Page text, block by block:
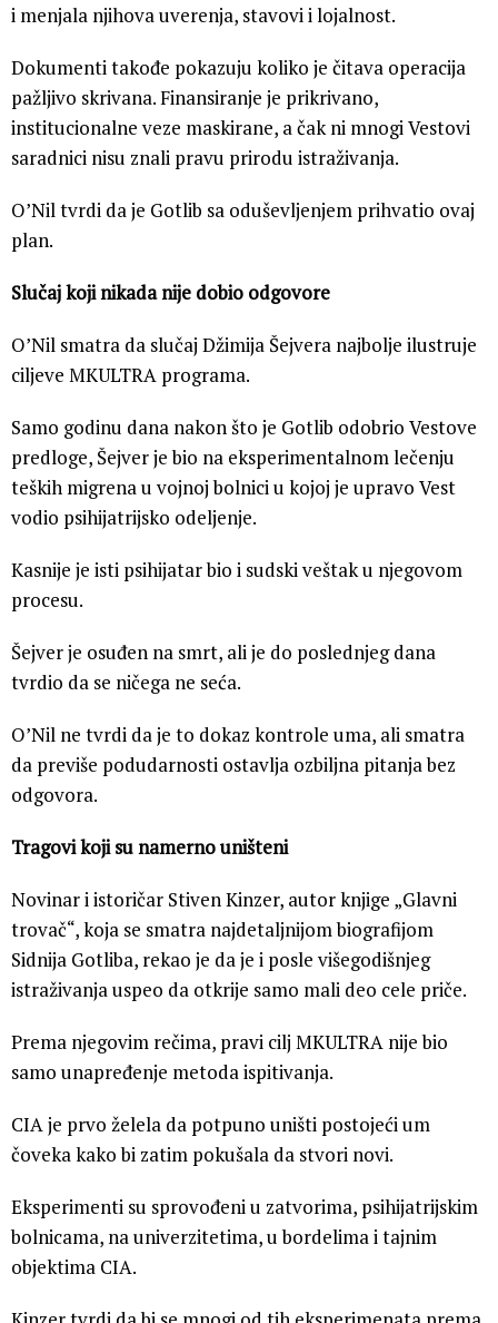
i menjala njihova uverenja, stavovi i lojalnost.
Dokumenti takođe pokazuju koliko je čitava operacija
pažljivo skrivana. Finansiranje je prikrivano,
institucionalne veze maskirane, a čak ni mnogi Vestovi
saradnici nisu znali pravu prirodu istraživanja.
O’Nil tvrdi da je Gotlib sa oduševljenjem prihvatio ovaj
plan.
Slučaj koji nikada nije dobio odgovore
O’Nil smatra da slučaj Džimija Šejvera najbolje ilustruje
ciljeve MKULTRA programa.
Samo godinu dana nakon što je Gotlib odobrio Vestove
predloge, Šejver je bio na eksperimentalnom lečenju
teških migrena u vojnoj bolnici u kojoj je upravo Vest
vodio psihijatrijsko odeljenje.
Kasnije je isti psihijatar bio i sudski veštak u njegovom
procesu.
Šejver je osuđen na smrt, ali je do poslednjeg dana
tvrdio da se ničega ne seća.
O’Nil ne tvrdi da je to dokaz kontrole uma, ali smatra
da previše podudarnosti ostavlja ozbiljna pitanja bez
odgovora.
Tragovi koji su namerno uništeni
Novinar i istoričar Stiven Kinzer, autor knjige „Glavni
trovač“, koja se smatra najdetaljnijom biografijom
Sidnija Gotliba, rekao je da je i posle višegodišnjeg
istraživanja uspeo da otkrije samo mali deo cele priče.
Prema njegovim rečima, pravi cilj MKULTRA nije bio
samo unapređenje metoda ispitivanja.
CIA je prvo želela da potpuno uništi postojeći um
čoveka kako bi zatim pokušala da stvori novi.
Eksperimenti su sprovođeni u zatvorima, psihijatrijskim
bolnicama, na univerzitetima, u bordelima i tajnim
objektima CIA.